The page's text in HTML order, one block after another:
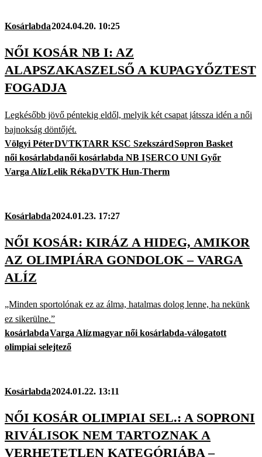
Kosárlabda2024.04.20. 10:25
NŐI KOSÁR NB I: AZ
ALAPSZAKASZELSŐ A KUPAGYŐZTEST
FOGADJA
Legkésőbb jövő péntekig eldől, melyik két csapat játssza idén a női
bajnokság döntőjét.
Völgyi PéterDVTKTARR KSC SzekszárdSopron Basket
női kosárlabdanői kosárlabda NB ISERCO UNI Győr
Varga AlízLelik RékaDVTK Hun-Therm
Kosárlabda2024.01.23. 17:27
NŐI KOSÁR: KIRÁZ A HIDEG, AMIKOR
AZ OLIMPIÁRA GONDOLOK – VARGA
ALÍZ
„Minden sportolónak ez az álma, hatalmas dolog lenne, ha nekünk
ez sikerülne.”
kosárlabdaVarga Alízmagyar női kosárlabda-válogatott
olimpiai selejtező
Kosárlabda2024.01.22. 13:11
NŐI KOSÁR OLIMPIAI SEL.: A SOPRONI
RIVÁLISOK NEM TARTOZNAK A
VERHETETLEN KATEGÓRIÁBA –